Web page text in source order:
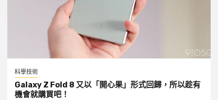
科學技術
Galaxy Z Fold 8 又以「開心果」形式回歸，所以趁有
機會就購買吧！